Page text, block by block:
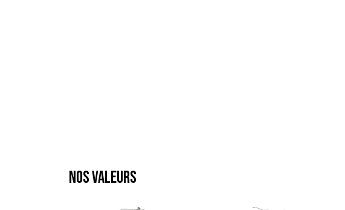
NOS VALEURS